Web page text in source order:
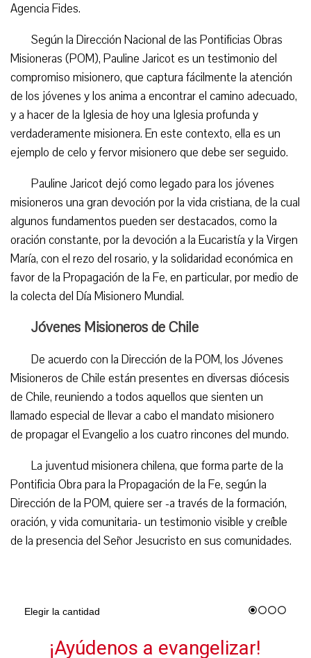
Agencia Fides.
Según la Dirección Nacional de las Pontificias Obras
Misioneras (POM), Pauline Jaricot es un testimonio del
compromiso misionero, que captura fácilmente la atención
de los jóvenes y los anima a encontrar el camino adecuado,
y a hacer de la Iglesia de hoy una Iglesia profunda y
verdaderamente misionera. En este contexto, ella es un
ejemplo de celo y fervor misionero que debe ser seguido.
Pauline Jaricot dejó como legado para los jóvenes
misioneros una gran devoción por la vida cristiana, de la cual
algunos fundamentos pueden ser destacados, como la
oración constante, por la devoción a la Eucaristía y la Virgen
María, con el rezo del rosario, y la solidaridad económica en
favor de la Propagación de la Fe, en particular, por medio de
la colecta del Día Misionero Mundial.
Jóvenes Misioneros de Chile
De acuerdo con la Dirección de la POM, los Jóvenes
Misioneros de Chile están presentes en diversas diócesis
de Chile, reuniendo a todos aquellos que sienten un
llamado especial de llevar a cabo el mandato misionero
de propagar el Evangelio a los cuatro rincones del mundo.
La juventud misionera chilena, que forma parte de la
Pontificia Obra para la Propagación de la Fe, según la
Dirección de la POM, quiere ser -a través de la formación,
oración, y vida comunitaria- un testimonio visible y creíble
de la presencia del Señor Jesucristo en sus comunidades.